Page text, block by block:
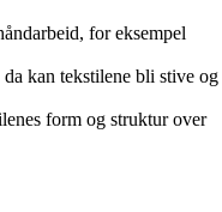
for eksempel
kan tekstilene bli stive og
form og struktur over